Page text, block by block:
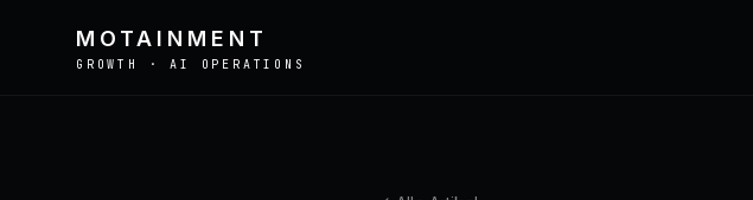
MOTAINMENT
GROWTH · AI OPERATIONS